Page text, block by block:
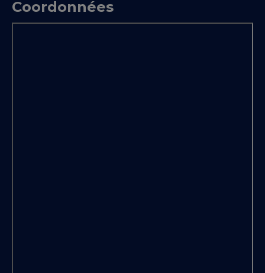
Coordonnées